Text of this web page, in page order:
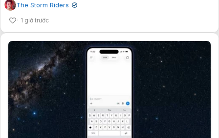
The Storm Riders ✔
1 giờ trước